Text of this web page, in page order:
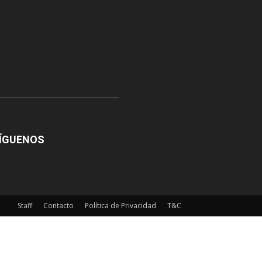
Staff Contacto Política de Privacidad T&C